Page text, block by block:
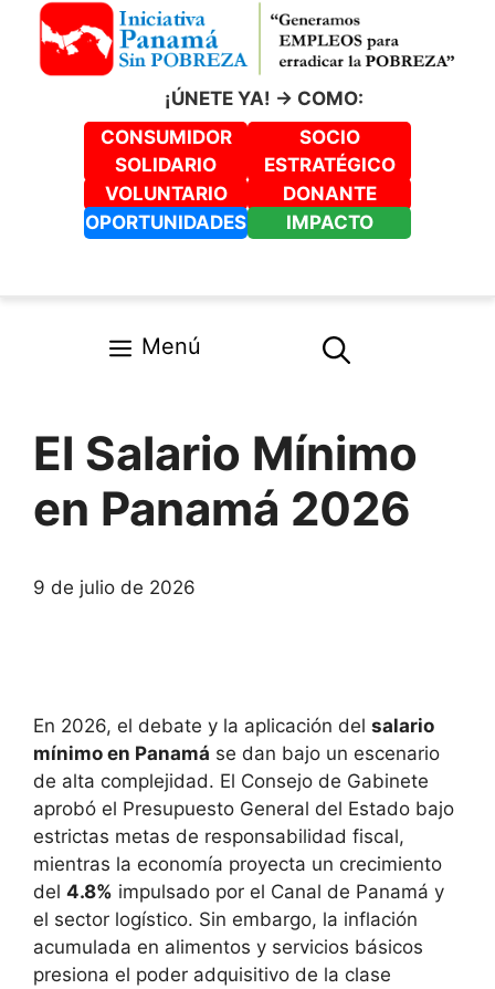
Saltar
contenido
¡ÚNETE YA! -> COMO:
CONSUMIDOR
SOLIDARIO
SOCIO
ESTRATÉGICO
VOLUNTARIO
DONANTE
OPORTUNIDADES
IMPACTO
Menú
El Salario Mínimo
en Panamá 2026
9 de julio de 2026
En 2026, el debate y la aplicación del salario
mínimo en Panamá se dan bajo un escenario
de alta complejidad. El Consejo de Gabinete
aprobó el Presupuesto General del Estado bajo
estrictas metas de responsabilidad fiscal,
mientras la economía proyecta un crecimiento
del 4.8% impulsado por el Canal de Panamá y
el sector logístico. Sin embargo, la inflación
acumulada en alimentos y servicios básicos
presiona el poder adquisitivo de la clase